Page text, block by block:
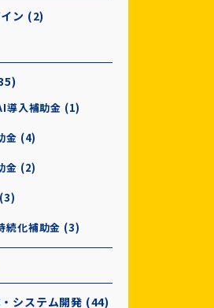
ン (2)
導入補助金 (1)
金 (4)
金 (2)
続化補助金 (3)
システム開発 (44)